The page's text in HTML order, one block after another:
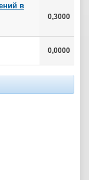
в
0,3000
0,0000